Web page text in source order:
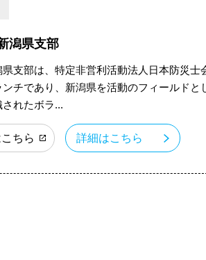
潟県支部
県支部は、特定非営利活動法人日本防災士
チであり、新潟県を活動のフィールドと
れたボラ...
ちら 詳細はこちら